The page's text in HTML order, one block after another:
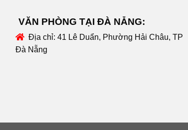
VĂN PHÒNG TẠI ĐÀ NẴNG:
Địa chỉ: 41 Lê Duẩn, Phường Hải Châu, TP
Đà Nẵng